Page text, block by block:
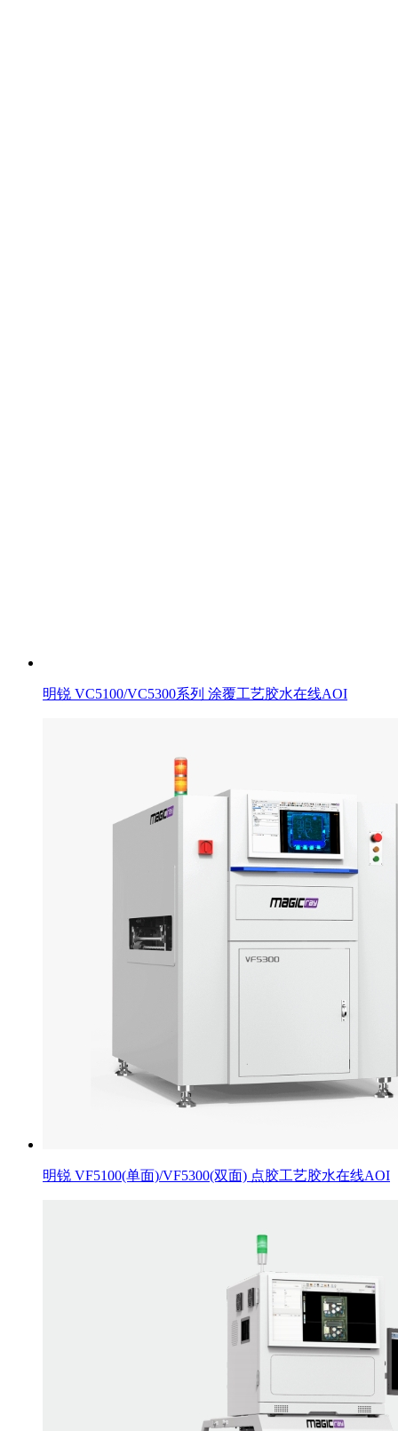
明锐 VC5100/VC5300系列 涂覆工艺胶水在线AOI
明锐 VF5100(单面)/VF5300(双面) 点胶工艺胶水在线AOI